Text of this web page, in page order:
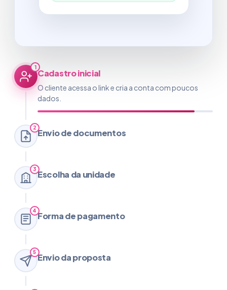
1
Cadastro inicial
O cliente acessa o link e cria a conta com poucos
dados.
Envio de documentos
3 Escolha da unidade
4 Forma de pagamento
5 Envio da proposta